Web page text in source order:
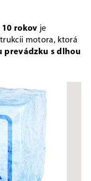
rokov je
motora, ktorá
prevádzku s dlhou